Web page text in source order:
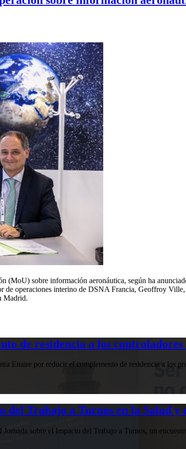
sobre información aeronáutica, según ha
operaciones interino de DSNA Francia, Geoffroy
Madrid.
de residencia a los
Enaire por reducir el complemento de residencia a los
Trabajo a Turnos en la Salud y
Jornada sobre el Impacto del Trabajo a Turnos, un